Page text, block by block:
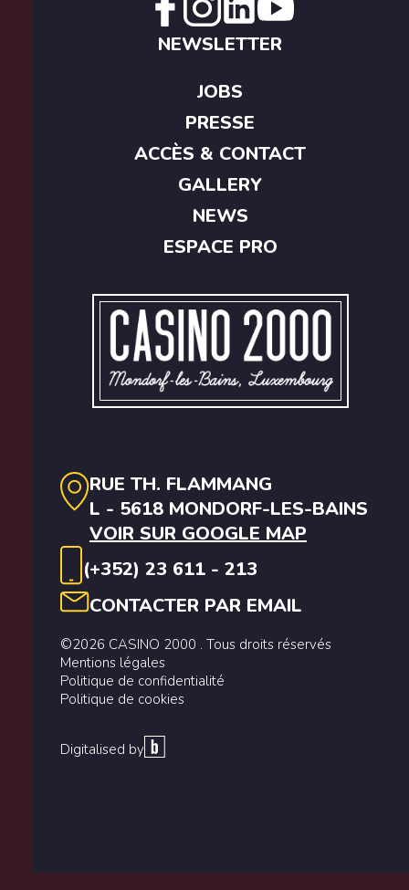
RUE TH. FLAMMANG
L - 5618 MONDORF-LES-BAINS
VOIR SUR GOOGLE MAP
(+352) 23 611 - 213
CONTACTER PAR EMAIL
©2026 CASINO 2000 . Tous droits réservés
Mentions légales
Politique de confidentialité
Politique de cookies
Digitalised by
NEWSLETTER
JOBS
PRESSE
ACCÈS & CONTACT
GALLERY
NEWS
ESPACE PRO